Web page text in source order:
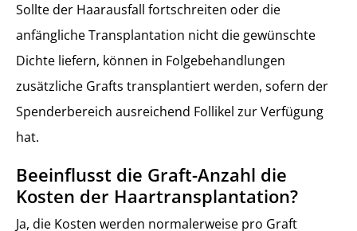
Sollte der Haarausfall fortschreiten oder die
anfängliche Transplantation nicht die gewünschte
Dichte liefern, können in Folgebehandlungen
zusätzliche Grafts transplantiert werden, sofern der
Spenderbereich ausreichend Follikel zur Verfügung
hat.
Beeinflusst die Graft-Anzahl die
Kosten der Haartransplantation?
Ja, die Kosten werden normalerweise pro Graft